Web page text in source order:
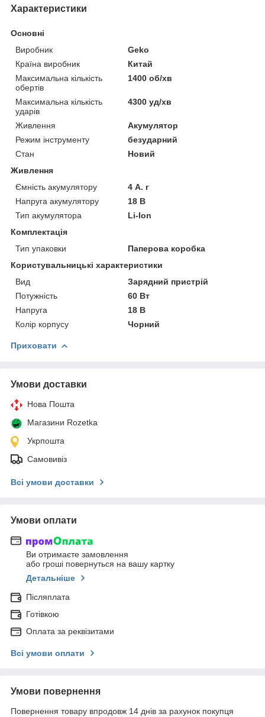
Характеристики
Основні
Виробник
Geko
Країна виробник
Китай
Максимальна кількість
обертів
1400 об/хв
Максимальна кількість
ударів
4300 уд/хв
Живлення
Акумулятор
Режим інструменту
безударний
Стан
Новий
Живлення
Ємність акумулятору
4 А. г
Напруга акумулятору
18 В
Тип акумулятора
Li-Ion
Комплектація
Тип упаковки
Паперова коробка
Користувальницькі характеристики
Вид
Зарядний пристрій
Потужність
60 Вт
Напруга
18 В
Колір корпусу
Чорний
Приховати
Умови доставки
Нова Пошта
Магазини Rozetka
Укрпошта
Самовивіз
Всі умови доставки
Умови оплати
Ви отримаєте замовлення
або гроші повернуться на вашу картку
Детальніше
Післяплата
Готівкою
Оплата за реквізитами
Всі умови оплати
Умови повернення
Повернення товару впродовж 14 днів за рахунок покупця